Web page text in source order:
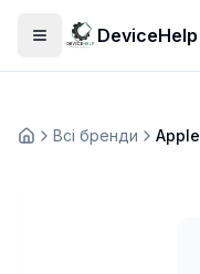
Відкрити меню
DeviceHelp
ДомашняВсі бренди Apple